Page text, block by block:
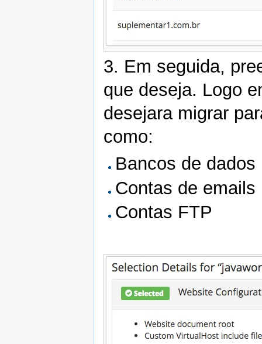
3. Em seguida,
que deseja. Logo
desejara migrar
como:
Bancos de dados
Contas de emails
Contas FTP